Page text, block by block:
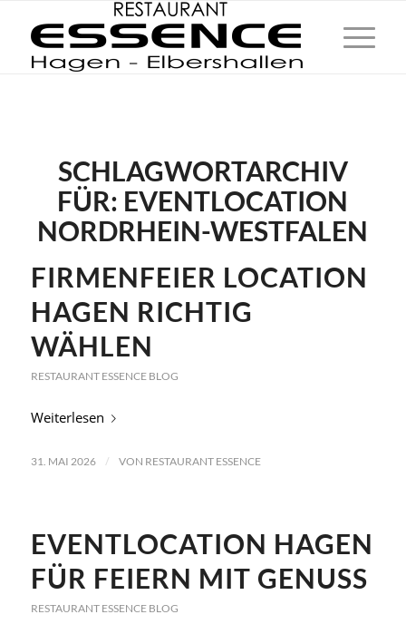
SCHLAGWORTARCHIV
FÜR: EVENTLOCATION
NORDRHEIN-WESTFALEN
FIRMENFEIER LOCATION
HAGEN RICHTIG
WÄHLEN
RESTAURANT ESSENCE BLOG
Weiterlesen
31. MAI 2026 / VON RESTAURANT ESSENCE
EVENTLOCATION HAGEN
FÜR FEIERN MIT GENUSS
RESTAURANT ESSENCE BLOG